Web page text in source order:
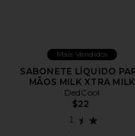
Mais Vendidos
SABONETE LÍQUIDO
MÃOS MILK XTRA MILK
DedCool
$22